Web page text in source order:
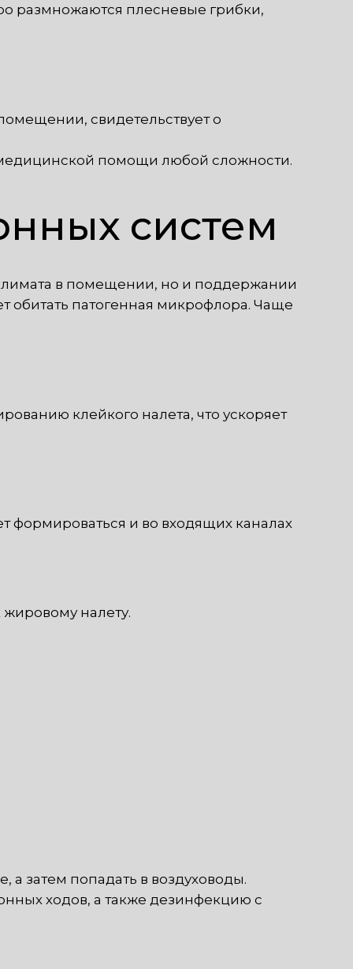
размножаются плесневые грибки,
свидетельствует о
помощи любой сложности.
систем
в помещении, но и поддержании
патогенная микрофлора. Чаще
клейкого налета, что ускоряет
формироваться и во входящих каналах
налету.
а затем попадать в воздуховоды.
ходов, а также дезинфекцию с